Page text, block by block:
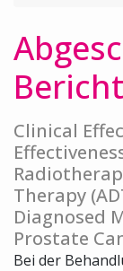
Clinical
Therapy
Diagnosed
Prostate
Bei der